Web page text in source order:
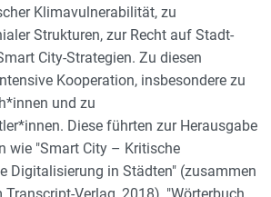
Klimavulnerabilität, zu
Strukturen, zur Recht auf Stadt-
City-Strategien. Zu diesen
Kooperation, insbesondere zu
und zu
Diese führten zur Herausgabe
wie "Smart City – Kritische
Digitalisierung in Städten" (zusammen